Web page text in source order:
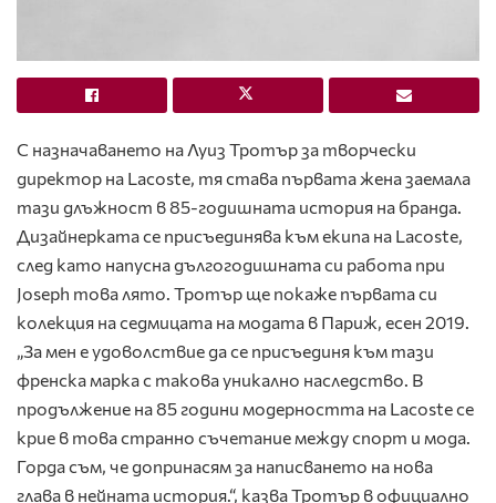
С назначаването на Луиз Тротър за творчески
директор на Lacoste, тя става първата жена заемала
тази длъжност в 85-годишната история на бранда.
Дизайнерката се присъединява към екипа на Lacoste,
след като напусна дългогодишната си работа при
Joseph това лято. Тротър ще покаже първата си
колекция на седмицата на модата в Париж, есен 2019.
„За мен е удоволствие да се присъединя към тази
френска марка с такова уникално наследство. В
продължение на 85 години модерността на Lacoste се
крие в това странно съчетание между спорт и мода.
Горда съм, че допринасям за написването на нова
глава в нейната история.“, казва Тротър в официално